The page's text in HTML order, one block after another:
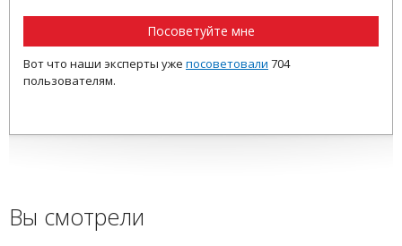
Посоветуйте мне
Вот что наши эксперты уже посоветовали 704
пользователям.
Вы смотрели